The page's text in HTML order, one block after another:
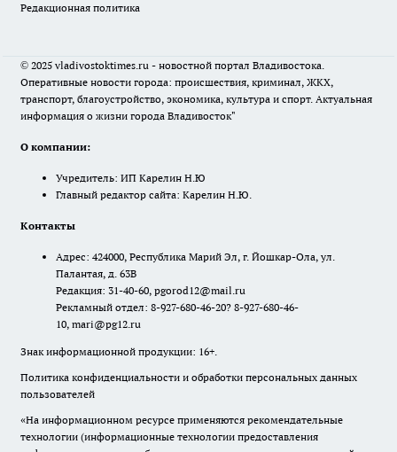
Редакционная политика
© 2025 vladivostoktimes.ru - новостной портал Владивостока.
Оперативные новости города: происшествия, криминал, ЖКХ,
транспорт, благоустройство, экономика, культура и спорт. Актуальная
информация о жизни города Владивосток"
О компании:
Учредитель: ИП Карелин Н.Ю
Главный редактор сайта: Карелин Н.Ю.
Контакты
Адрес: 424000, Республика Марий Эл, г. Йошкар-Ола, ул.
Палантая, д. 63В
Редакция: 31-40-60, pgorod12@mail.ru
Рекламный отдел: 8-927-680-46-20? 8-927-680-46-
10, mari@pg12.ru
Знак информационной продукции: 16+.
Политика конфиденциальности и обработки персональных данных
пользователей
«На информационном ресурсе применяются рекомендательные
технологии (информационные технологии предоставления